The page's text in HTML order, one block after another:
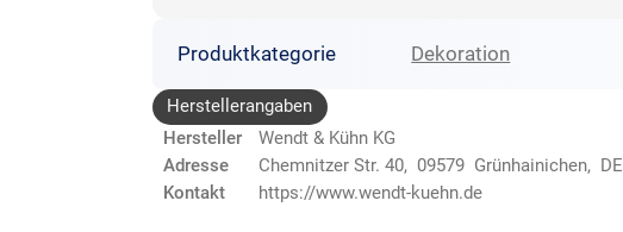
Produktkategorie Dekoration
Herstellerangaben
Hersteller
Wendt & Kühn KG
Adresse
Chemnitzer Str. 40, 09579 Grünhainichen, DE
Kontakt
https://www.wendt-kuehn.de